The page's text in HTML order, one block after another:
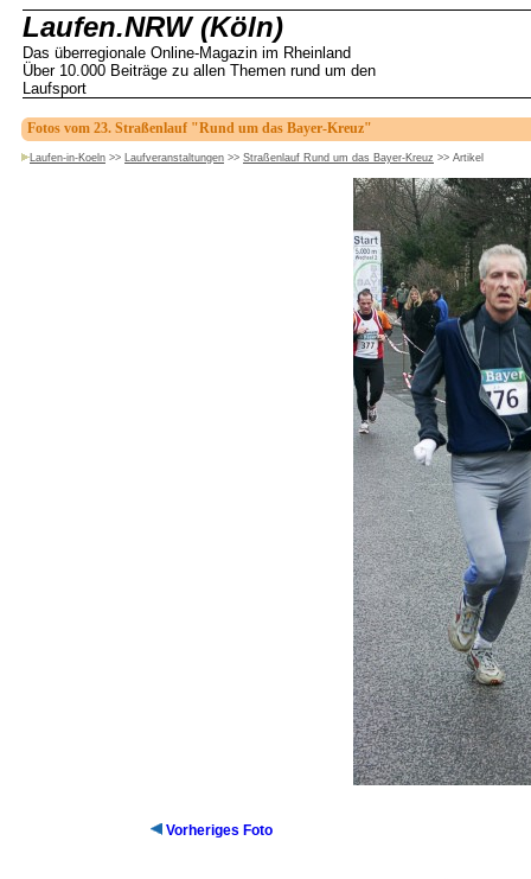
Laufen.NRW (Köln)
Das überregionale Online-Magazin im Rheinland
Über 10.000 Beiträge zu allen Themen rund um den
Laufsport
Fotos vom 23. Straßenlauf "Rund um das Bayer-Kreuz"
Laufen-in-Koeln >> Laufveranstaltungen >> Straßenlauf Rund um das Bayer-Kreuz >> Artikel
Vorheriges Foto